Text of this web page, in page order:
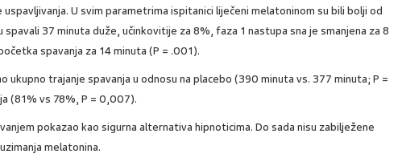
U svim parametrima ispitanici liječeni melatoninom su bili bolji od
37 minuta duže, učinkovitije za 8%, faza 1 nastupa sna je smanjena za 8
spavanja za 14 minuta (P = .001).
ukupno trajanje spavanja u odnosu na placebo (390 minuta vs. 377 minuta; P =
(81% vs 78%, P = 0,007).
pokazao kao sigurna alternativa hipnoticima. Do sada nisu zabilježene
melatonina.